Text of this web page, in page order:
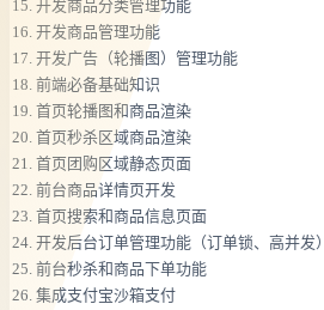
开发商品分类管理功能
开发商品管理功能
开发广告（轮播图）管理功能
前端必备基础知识
首页轮播图和商品渲染
首页秒杀区域商品渲染
首页团购区域静态页面
前台商品详情页开发
首页搜索和商品信息页面
开发后台订单管理功能（订单锁、高并发）
前台秒杀和商品下单功能
集成支付宝沙箱支付